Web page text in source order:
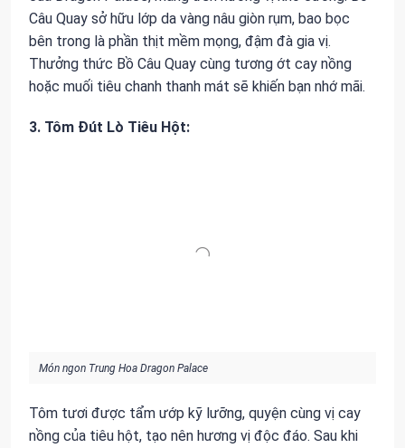
Câu Quay sở hữu lớp da vàng nâu giòn rụm, bao bọc
bên trong là phần thịt mềm mọng, đậm đà gia vị.
Thưởng thức Bồ Câu Quay cùng tương ớt cay nồng
hoặc muối tiêu chanh thanh mát sẽ khiến bạn nhớ mãi.
3. Tôm Đút Lò Tiêu Hột:
Món ngon Trung Hoa Dragon Palace
Tôm tươi được tẩm ướp kỹ lưỡng, quyện cùng vị cay
nồng của tiêu hột, tạo nên hương vị độc đáo. Sau khi